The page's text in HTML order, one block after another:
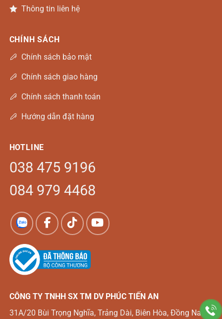
Thông tin liên hệ
CHÍNH SÁCH
Chính sách bảo mật
Chính sách giao hàng
Chính sách thanh toán
Hướng dẫn đặt hàng
HOTLINE
038 475 9196
084 979 4468
CÔNG TY TNHH SX TM DV PHÚC TIẾN AN
31A/20 Bùi Trọng Nghĩa, Trảng Dài, Biên Hòa, Đồng Nai